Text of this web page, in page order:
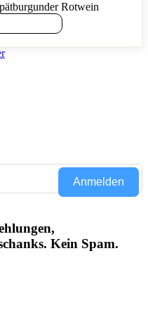
Rotwein
Anmelden
Kein Spam.